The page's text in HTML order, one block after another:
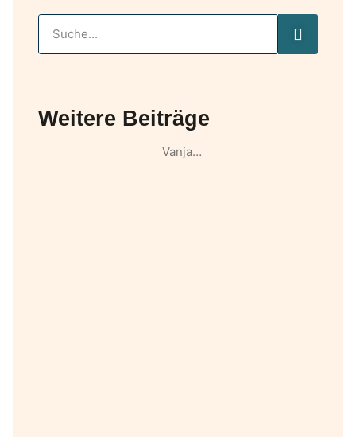
Weitere Beiträge
Vanja…